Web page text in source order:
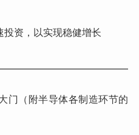
资，以实现稳健增长
门（附半导体各制造环节的